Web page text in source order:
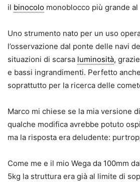
il binocolo monoblocco più grande al
Uno strumento nato per un uso
l’osservazione dal ponte delle navi
situazioni di scarsa luminosità,
e bassi ingrandimenti. Perfetto
soprattutto per la ricerca delle
Marco mi chiese se la mia versione
qualche modifica avrebbe potuto
ma la risposta era deludente:
Come me e il mio Wega da 100mm
5kg la struttura era già al limite di